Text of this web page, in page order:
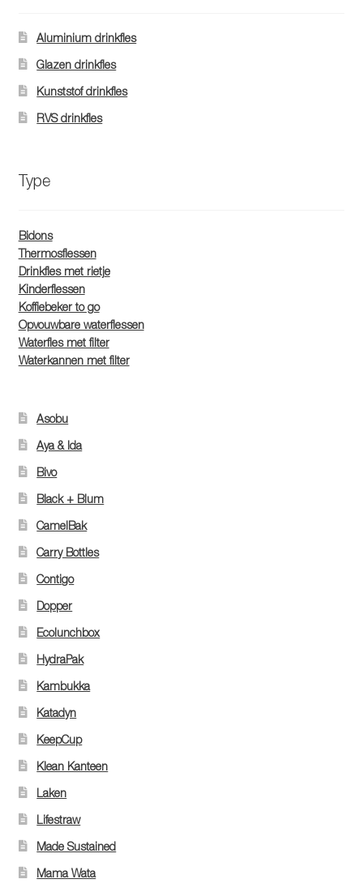
Aluminium drinkfles
Glazen drinkfles
Kunststof drinkfles
RVS drinkfles
Type
Bidons
Thermosflessen
Drinkfles met rietje
Kinderflessen
Koffiebeker to go
Opvouwbare waterflessen
Waterfles met filter
Waterkannen met filter
Asobu
Aya & Ida
Bivo
Black + Blum
CamelBak
Carry Bottles
Contigo
Dopper
Ecolunchbox
HydraPak
Kambukka
Katadyn
KeepCup
Klean Kanteen
Laken
Lifestraw
Made Sustained
Mama Wata